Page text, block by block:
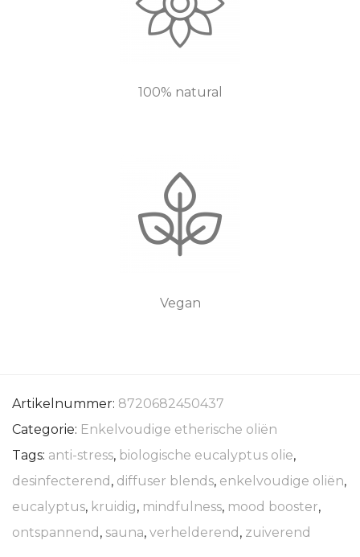
100% natural
Vegan
Artikelnummer: 8720682450437
Categorie: Enkelvoudige etherische oliën
Tags: anti-stress, biologische eucalyptus olie,
desinfecterend , diffuser blends, enkelvoudige oliën,
eucalyptus, kruidig, mindfulness, mood booster,
ontspannend , sauna, verhelderend , zuiverend